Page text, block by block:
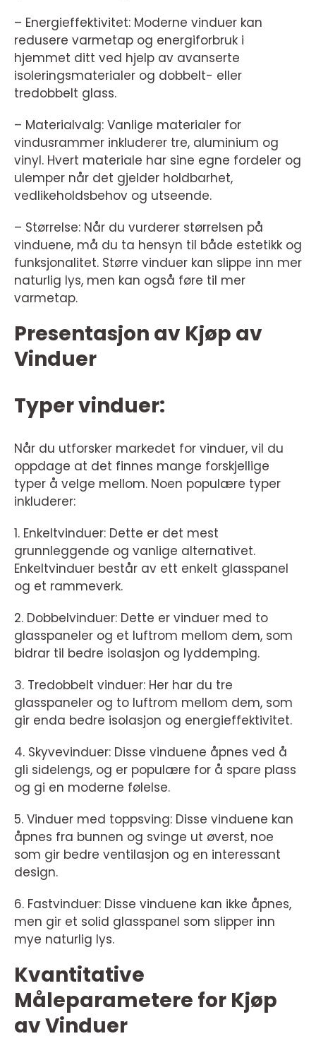
– Energieffektivitet: Moderne vinduer kan
redusere varmetap og energiforbruk i
hjemmet ditt ved hjelp av avanserte
isoleringsmaterialer og dobbelt- eller
tredobbelt glass.
– Materialvalg: Vanlige materialer for
vindusrammer inkluderer tre, aluminium og
vinyl. Hvert materiale har sine egne fordeler og
ulemper når det gjelder holdbarhet,
vedlikeholdsbehov og utseende.
– Størrelse: Når du vurderer størrelsen på
vinduene, må du ta hensyn til både estetikk og
funksjonalitet. Større vinduer kan slippe inn mer
naturlig lys, men kan også føre til mer
varmetap.
Presentasjon av Kjøp av
Vinduer
Typer vinduer:
Når du utforsker markedet for vinduer, vil du
oppdage at det finnes mange forskjellige
typer å velge mellom. Noen populære typer
inkluderer:
1. Enkeltvinduer: Dette er det mest
grunnleggende og vanlige alternativet.
Enkeltvinduer består av ett enkelt glasspanel
og et rammeverk.
2. Dobbelvinduer: Dette er vinduer med to
glasspaneler og et luftrom mellom dem, som
bidrar til bedre isolasjon og lyddemping.
3. Tredobbelt vinduer: Her har du tre
glasspaneler og to luftrom mellom dem, som
gir enda bedre isolasjon og energieffektivitet.
4. Skyvevinduer: Disse vinduene åpnes ved å
gli sidelengs, og er populære for å spare plass
og gi en moderne følelse.
5. Vinduer med toppsving: Disse vinduene kan
åpnes fra bunnen og svinge ut øverst, noe
som gir bedre ventilasjon og en interessant
design.
6. Fastvinduer: Disse vinduene kan ikke åpnes,
men gir et solid glasspanel som slipper inn
mye naturlig lys.
Kvantitative
Måleparametere for Kjøp
av Vinduer